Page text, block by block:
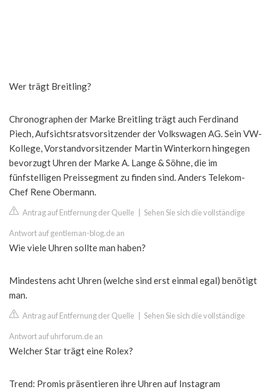
Wer trägt Breitling?
Chronographen der Marke Breitling trägt auch Ferdinand
Piech, Aufsichtsratsvorsitzender der Volkswagen AG. Sein VW-
Kollege, Vorstandvorsitzender Martin Winterkorn hingegen
bevorzugt Uhren der Marke A. Lange & Söhne, die im
fünfstelligen Preissegment zu finden sind. Anders Telekom-
Chef Rene Obermann.
Antrag auf Entfernung der Quelle Sehen Sie sich die vollständige
Antwort auf gentleman-blog.de an
Wie viele Uhren sollte man haben?
Mindestens acht Uhren (welche sind erst einmal egal) benötigt
man.
Antrag auf Entfernung der Quelle Sehen Sie sich die vollständige
Antwort auf uhrforum.de an
Welcher Star trägt eine Rolex?
Trend: Promis präsentieren ihre Uhren auf Instagram